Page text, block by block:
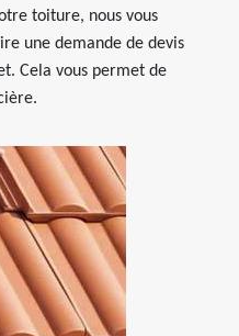
toiture, nous vous
une demande de devis
Cela vous permet de